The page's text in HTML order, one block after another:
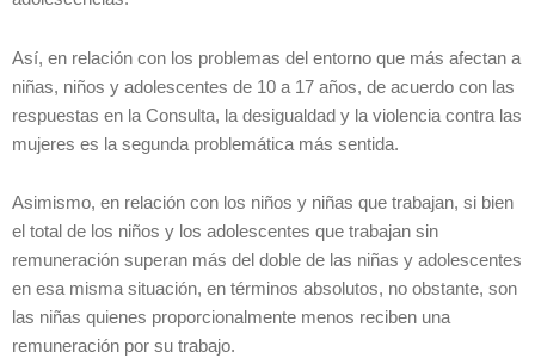
Así, en relación con los problemas del entorno que más afectan a
niñas, niños y adolescentes de 10 a 17 años, de acuerdo con las
respuestas en la Consulta, la desigualdad y la violencia contra las
mujeres es la segunda problemática más sentida.
Asimismo, en relación con los niños y niñas que trabajan, si bien
el total de los niños y los adolescentes que trabajan sin
remuneración superan más del doble de las niñas y adolescentes
en esa misma situación, en términos absolutos, no obstante, son
las niñas quienes proporcionalmente menos reciben una
remuneración por su trabajo.